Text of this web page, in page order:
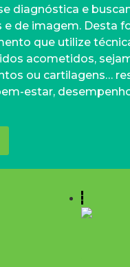
diagnóstica e
e de imagem. Desta
que utilize
acometidos,
ou cartilagens…
estar,